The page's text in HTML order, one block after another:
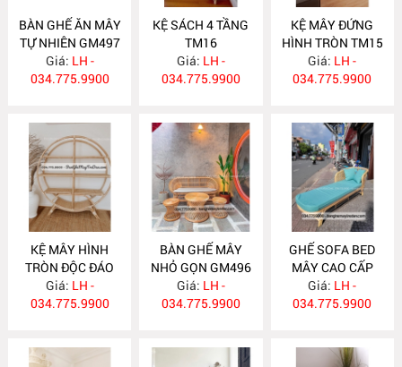
BÀN GHẾ ĂN MÂY
TỰ NHIÊN GM497
Giá: LH -
034.775.9900
KỆ SÁCH 4 TẦNG
TM16
Giá: LH -
034.775.9900
KỆ MÂY ĐỨNG
HÌNH TRÒN TM15
Giá: LH -
034.775.9900
KỆ MÂY HÌNH
TRÒN ĐỘC ĐÁO
TM14
Giá: LH -
034.775.9900
BÀN GHẾ MÂY
NHỎ GỌN GM496
Giá: LH -
034.775.9900
GHẾ SOFA BED
MÂY CAO CẤP
GM495
Giá: LH -
034.775.9900